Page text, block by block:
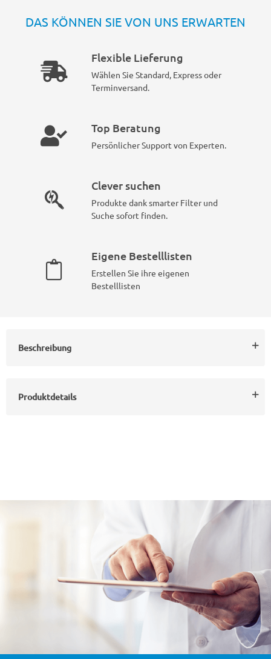
DAS KÖNNEN SIE VON UNS ERWARTEN
Flexible Lieferung
Wählen Sie Standard, Express oder
Terminversand.
Top Beratung
Persönlicher Support von Experten.
Clever suchen
Produkte dank smarter Filter und
Suche sofort finden.
Eigene Bestelllisten
Erstellen Sie ihre eigenen
Bestelllisten
Beschreibung
Produktdetails